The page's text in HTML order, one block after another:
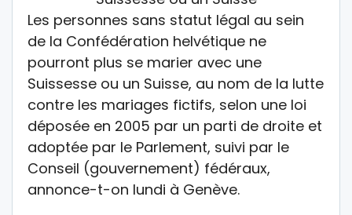
Les personnes sans statut légal au sein
de la Confédération helvétique ne
pourront plus se marier avec une
Suissesse ou un Suisse, au nom de la lutte
contre les mariages fictifs, selon une loi
déposée en 2005 par un parti de droite et
adoptée par le Parlement, suivi par le
Conseil (gouvernement) fédéraux,
annonce-t-on lundi à Genève.